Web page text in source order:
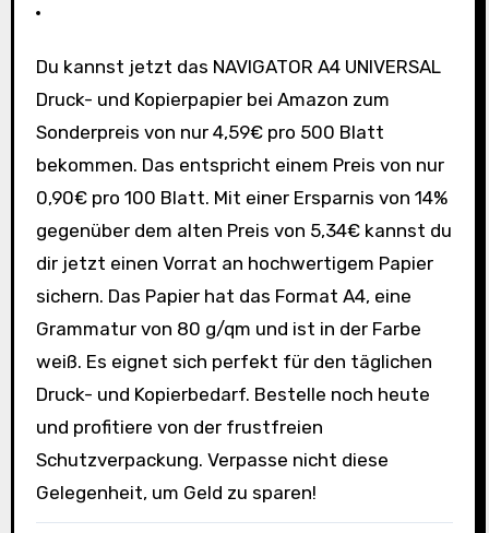
Du kannst jetzt das NAVIGATOR A4 UNIVERSAL
Druck- und Kopierpapier bei Amazon zum
Sonderpreis von nur 4,59€ pro 500 Blatt
bekommen. Das entspricht einem Preis von nur
0,90€ pro 100 Blatt. Mit einer Ersparnis von 14%
gegenüber dem alten Preis von 5,34€ kannst du
dir jetzt einen Vorrat an hochwertigem Papier
sichern. Das Papier hat das Format A4, eine
Grammatur von 80 g/qm und ist in der Farbe
weiß. Es eignet sich perfekt für den täglichen
Druck- und Kopierbedarf. Bestelle noch heute
und profitiere von der frustfreien
Schutzverpackung. Verpasse nicht diese
Gelegenheit, um Geld zu sparen!